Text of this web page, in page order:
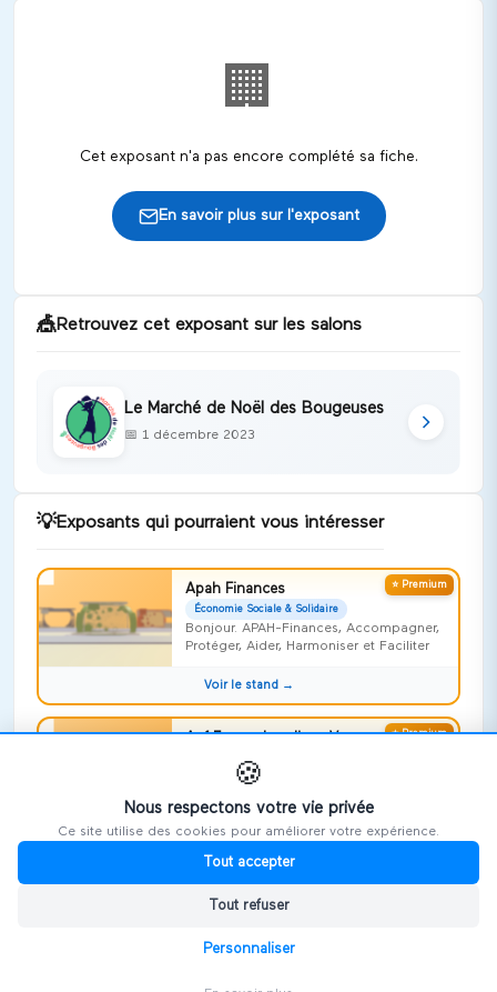
🏢
Cet exposant n'a pas encore complété sa fiche.
En savoir plus sur l'exposant
🎪Retrouvez cet exposant sur les salons
Le Marché de Noël des Bougeuses
📅 1 décembre 2023
💡Exposants qui pourraient vous intéresser
⭐ Premium
Apah Finances
Économie Sociale & Solidaire
Bonjour. APAH-Finances, Accompagner,
Protéger, Aider, Harmoniser et Faciliter
Voir le stand →
⭐ Premium
Apf France handicap Vosges
Risquer l'impossible !
Voir le stand →
Repideodat
On ne naît pas aidant, on le devient,
🍪
Nous respectons votre vie privée
Ce site utilise des cookies pour améliorer votre expérience.
Tout accepter
Tout refuser
Personnaliser